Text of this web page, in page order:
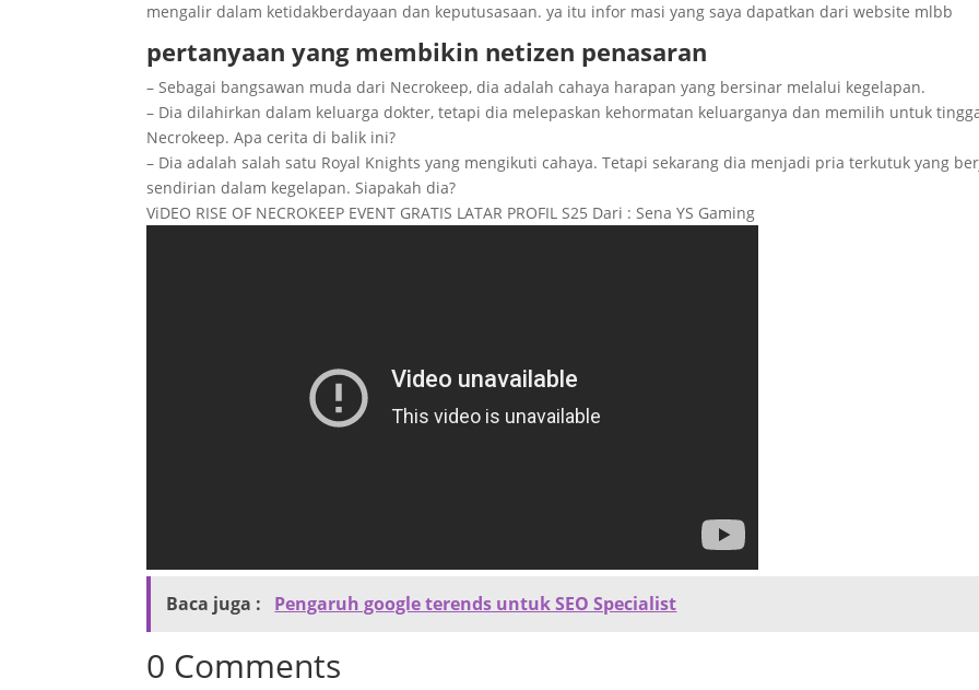
mengalir dalam ketidakberdayaan dan keputusasaan. ya itu infor masi yang saya dapatkan dari website mlbb
pertanyaan yang membikin netizen penasaran
– Sebagai bangsawan muda dari Necrokeep, dia adalah cahaya harapan yang bersinar melalui kegelapan.
– Dia dilahirkan dalam keluarga dokter, tetapi dia melepaskan kehormatan keluarganya dan memilih untuk
Necrokeep. Apa cerita di balik ini?
– Dia adalah salah satu Royal Knights yang mengikuti cahaya. Tetapi sekarang dia menjadi pria terkutuk yang
sendirian dalam kegelapan. Siapakah dia?
ViDEO RISE OF NECROKEEP EVENT GRATIS LATAR PROFIL S25 Dari : Sena YS Gaming
Baca juga : Pengaruh google terends untuk SEO Specialist
0 Comments